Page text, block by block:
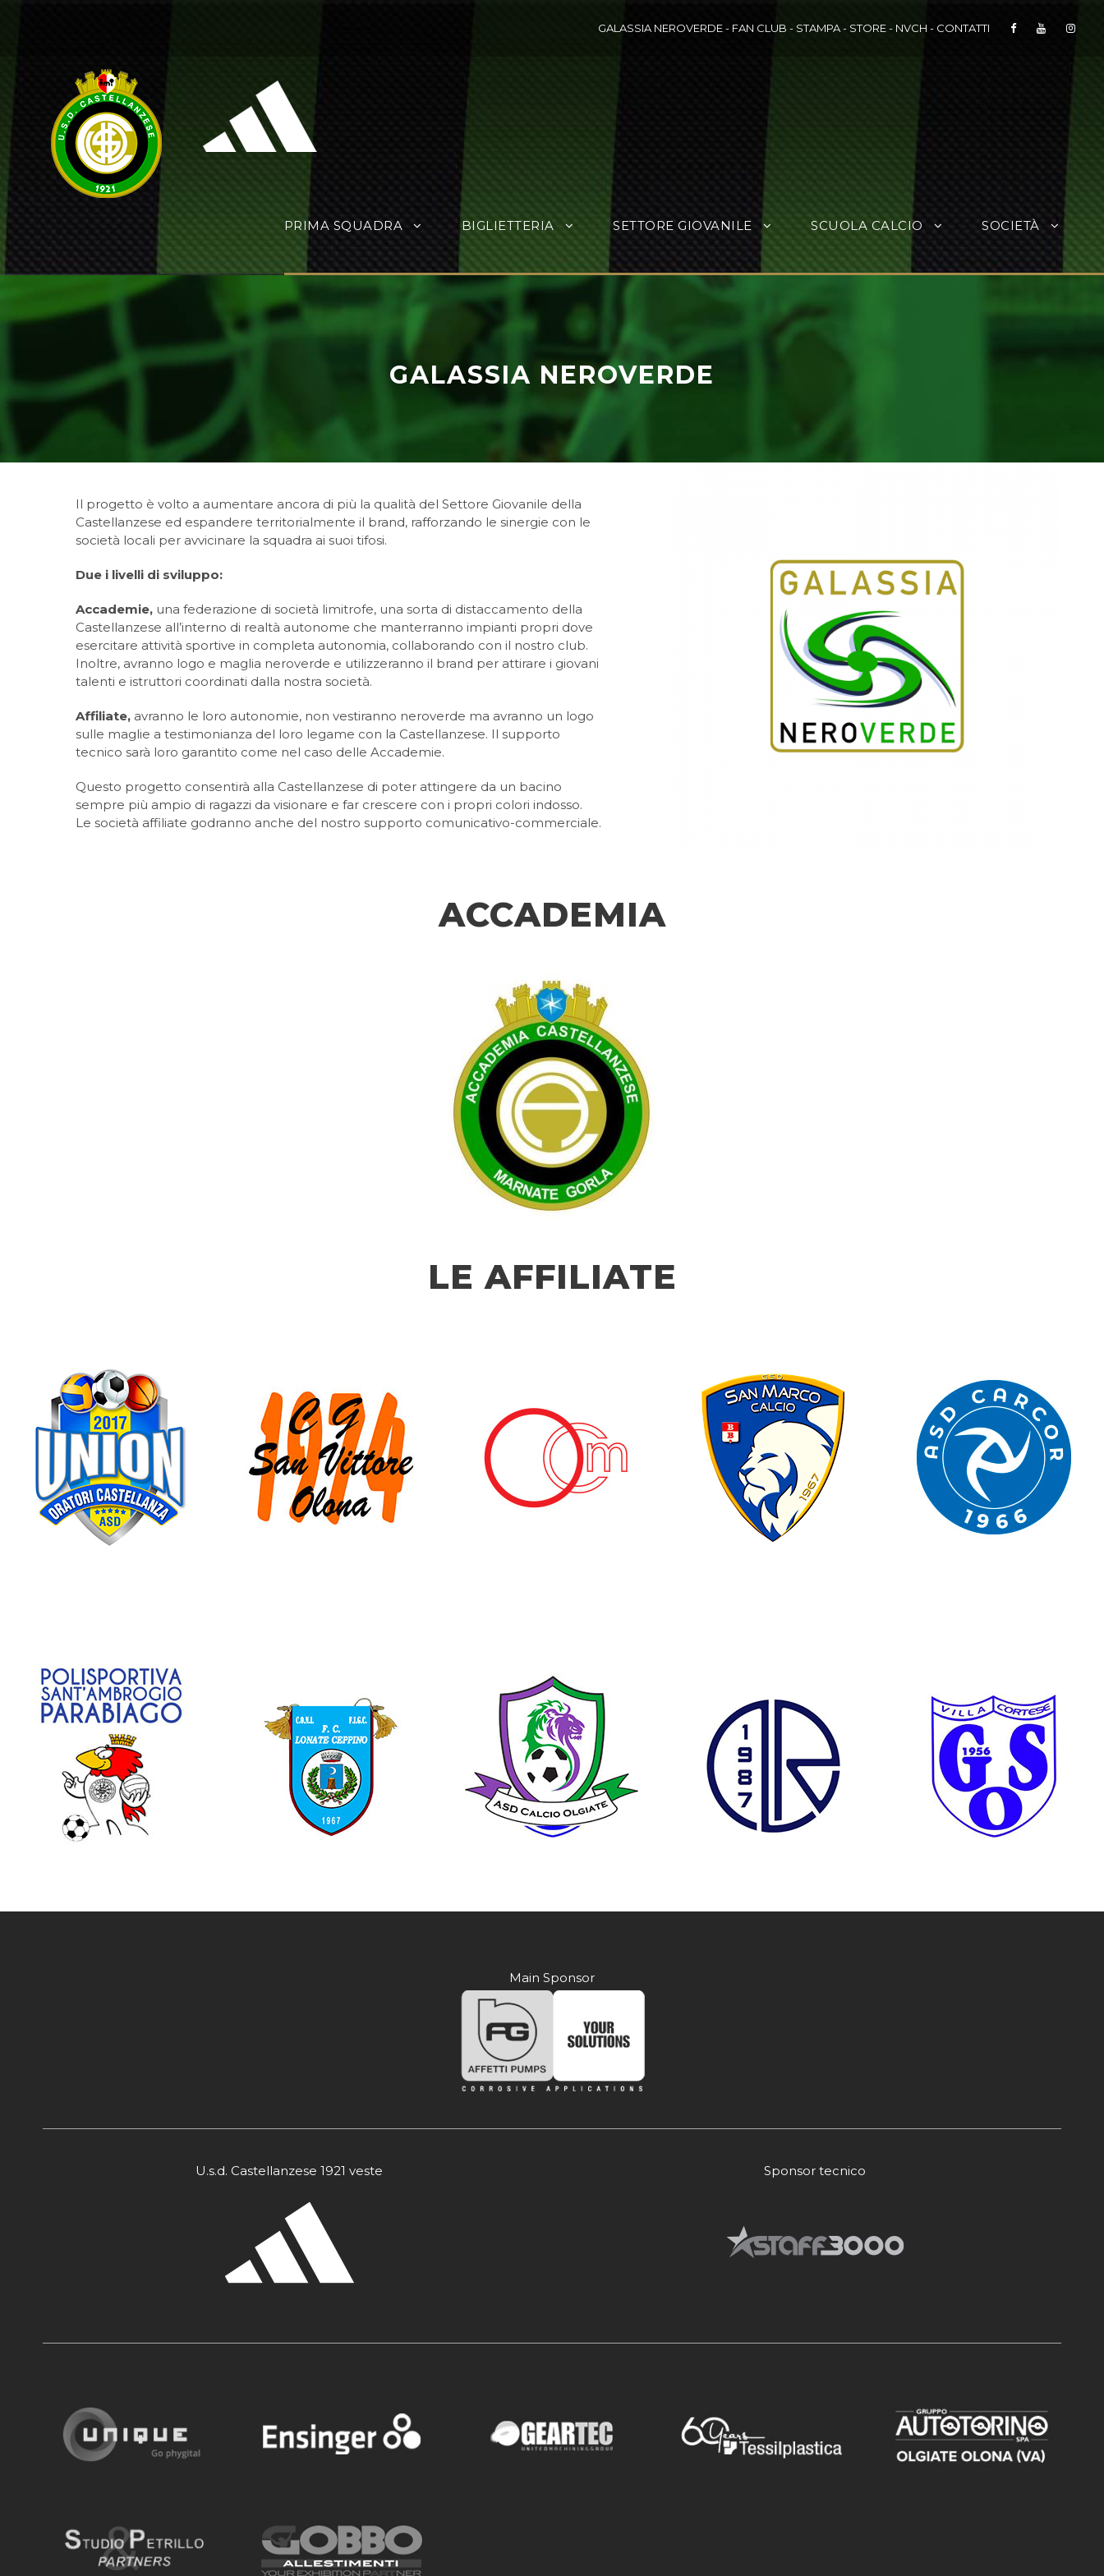
GALASSIA NEROVERDE- FAN CLUB - STAMPA- STORE- NVCH - CONTATTI
PRIMA SQUADRA BIGLIETTERIA SETTORE GIOVANILE SCUOLA CALCIO SOCIETÀ
GALASSIA NEROVERDE
Il progetto è volto a aumentare ancora di più la qualità del Settore Giovanile della
Castellanzese ed espandere territorialmente il brand, rafforzando le sinergie con le
società locali per avvicinare la squadra ai suoi tifosi.
Due i livelli di sviluppo:
Accademie, una federazione di società limitrofe, una sorta di distaccamento della
Castellanzese all’interno di realtà autonome che manterranno impianti propri dove
esercitare attività sportive in completa autonomia, collaborando con il nostro club.
Inoltre, avranno logo e maglia neroverde e utilizzeranno il brand per attirare i giovani
talenti e istruttori coordinati dalla nostra società.
Affiliate, avranno le loro autonomie, non vestiranno neroverde ma avranno un logo
sulle maglie a testimonianza del loro legame con la Castellanzese. Il supporto
tecnico sarà loro garantito come nel caso delle Accademie.
Questo progetto consentirà alla Castellanzese di poter attingere da un bacino
sempre più ampio di ragazzi da visionare e far crescere con i propri colori indosso.
Le società affiliate godranno anche del nostro supporto comunicativo-commerciale.
ACCADEMIA
LE AFFILIATE
Main Sponsor
U.s.d. Castellanzese 1921 veste Sponsor tecnico